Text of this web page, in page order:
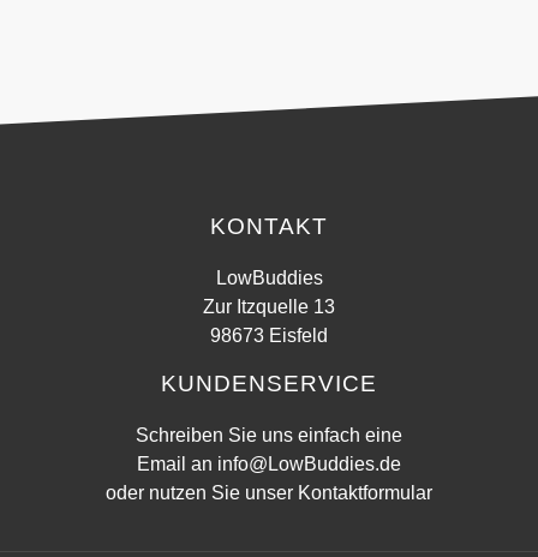
KONTAKT
LowBuddies
Zur Itzquelle 13
98673 Eisfeld
KUNDENSERVICE
Schreiben Sie uns einfach eine
Email an info@LowBuddies.de
oder nutzen Sie unser Kontaktformular